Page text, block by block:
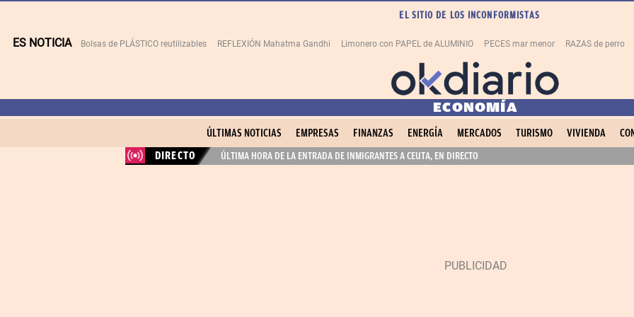
EL SITIO DE LOS INCONFORMISTAS
ES NOTICIA Bolsas de PLÁSTICO reutilizables REFLEXIÓN Mahatma Gandhi Limonero con PAPEL de ALUMINIO PECES mar menor RAZAS de perro
ECONOMÍA
ÚLTIMAS NOTICIAS EMPRESAS FINANZAS ENERGÍA MERCADOS TURISMO VIVIENDA
DIRECTO
ÚLTIMA HORA DE LA ENTRADA DE INMIGRANTES A CEUTA, EN DIRECTO